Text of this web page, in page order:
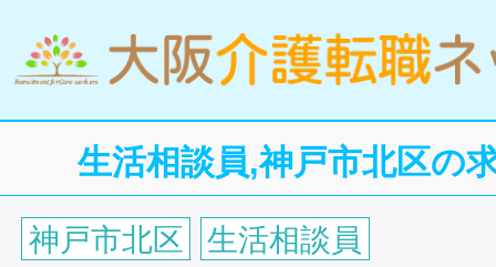
生活相談員,神戸市北区の
神戸市北区 生活相談員